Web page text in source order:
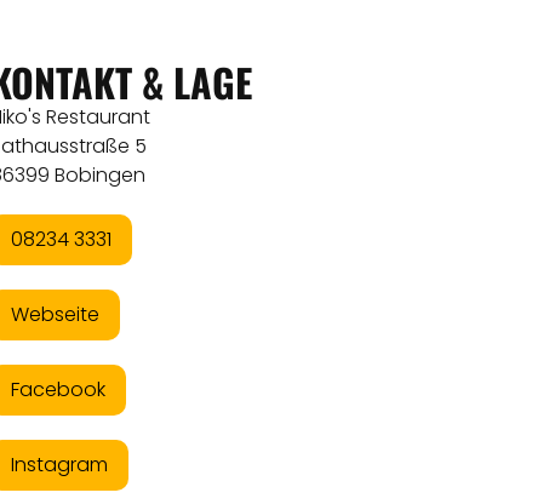
& LAGE
Restaurant
5
Bobingen
08234 3331
Webseite
Facebook
Instagram